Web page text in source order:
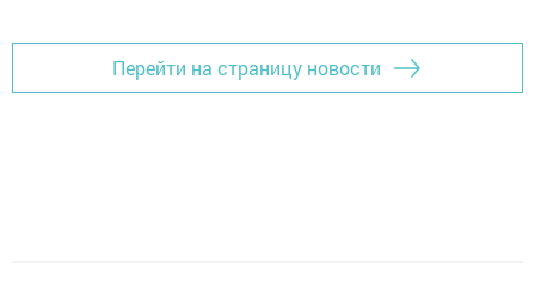
Перейти на страницу новости